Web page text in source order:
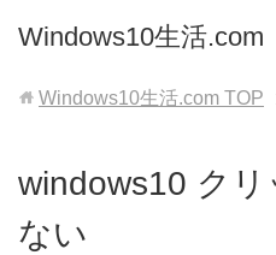
Windows10生活.com
Windows10生活.com TOP
windows10 クリ
ない